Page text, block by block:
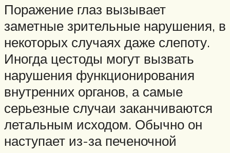
Поражение глаз вызывает
заметные зрительные нарушения, в
некоторых случаях даже слепоту.
Иногда цестоды могут вызвать
нарушения функционирования
внутренних органов, а самые
серьезные случаи заканчиваются
летальным исходом. Обычно он
наступает из-за печеночной